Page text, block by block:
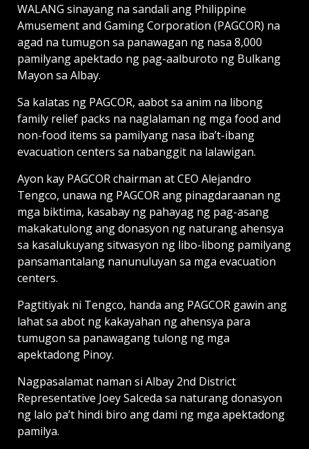
WALANG sinayang na sandali ang Philippine
Amusement and Gaming Corporation (PAGCOR) na
agad na tumugon sa panawagan ng nasa 8,000
pamilyang apektado ng pag-aalburoto ng Bulkang
Mayon sa Albay.
Sa kalatas ng PAGCOR, aabot sa anim na libong
family relief packs na naglalaman ng mga food and
non-food items sa pamilyang nasa iba’t-ibang
evacuation centers sa nabanggit na lalawigan.
Ayon kay PAGCOR chairman at CEO Alejandro
Tengco, unawa ng PAGCOR ang pinagdaraanan ng
mga biktima, kasabay ng pahayag ng pag-asang
makakatulong ang donasyon ng naturang ahensya
sa kasalukuyang sitwasyon ng libo-libong pamilyang
pansamantalang nanunuluyan sa mga evacuation
centers.
Pagtitiyak ni Tengco, handa ang PAGCOR gawin ang
lahat sa abot ng kakayahan ng ahensya para
tumugon sa panawagang tulong ng mga
apektadong Pinoy.
Nagpasalamat naman si Albay 2nd District
Representative Joey Salceda sa naturang donasyon
ng lalo pa’t hindi biro ang dami ng mga apektadong
pamilya.